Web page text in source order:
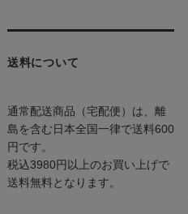
送料について
通常配送商品（宅配便）は、離
島を含む日本全国一律で送料600
円です。
税込3980円以上のお買い上げで
送料無料となります。